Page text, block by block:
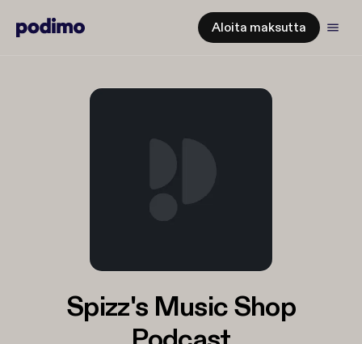
Aloita maksutta
Spizz's Music Shop